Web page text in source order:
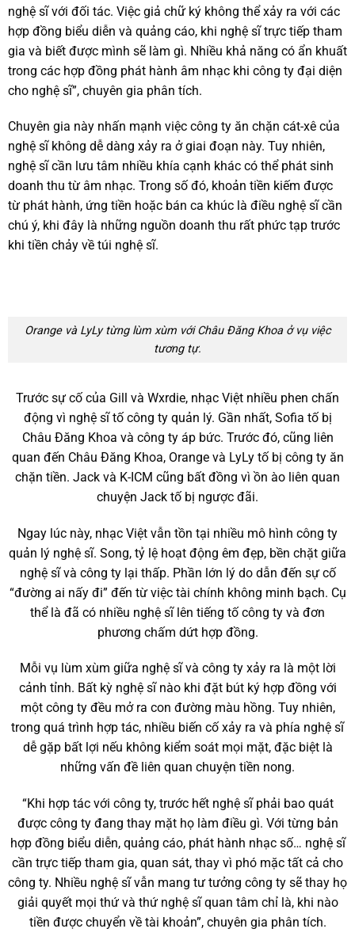
nghệ sĩ với đối tác. Việc giả chữ ký không thể xảy ra với các
hợp đồng biểu diễn và quảng cáo, khi nghệ sĩ trực tiếp tham
gia và biết được mình sẽ làm gì. Nhiều khả năng có ẩn khuất
trong các hợp đồng phát hành âm nhạc khi công ty đại diện
cho nghệ sĩ”, chuyên gia phân tích.
Chuyên gia này nhấn mạnh việc công ty ăn chặn cát-xê của
nghệ sĩ không dễ dàng xảy ra ở giai đoạn này. Tuy nhiên,
nghệ sĩ cần lưu tâm nhiều khía cạnh khác có thể phát sinh
doanh thu từ âm nhạc. Trong số đó, khoản tiền kiếm được
từ phát hành, ứng tiền hoặc bán ca khúc là điều nghệ sĩ cần
chú ý, khi đây là những nguồn doanh thu rất phức tạp trước
khi tiền chảy về túi nghệ sĩ.
Orange và LyLy từng lùm xùm với Châu Đăng Khoa ở vụ việc
tương tự.
Trước sự cố của Gill và Wxrdie, nhạc Việt nhiều phen chấn
động vì nghệ sĩ tố công ty quản lý. Gần nhất, Sofia tố bị
Châu Đăng Khoa và công ty áp bức. Trước đó, cũng liên
quan đến Châu Đăng Khoa, Orange và LyLy tố bị công ty ăn
chặn tiền. Jack và K-ICM cũng bất đồng vì ồn ào liên quan
chuyện Jack tố bị ngược đãi.
Ngay lúc này, nhạc Việt vẫn tồn tại nhiều mô hình công ty
quản lý nghệ sĩ. Song, tỷ lệ hoạt động êm đẹp, bền chặt giữa
nghệ sĩ và công ty lại thấp. Phần lớn lý do dẫn đến sự cố
“đường ai nấy đi” đến từ việc tài chính không minh bạch. Cụ
thể là đã có nhiều nghệ sĩ lên tiếng tố công ty và đơn
phương chấm dứt hợp đồng.
Mỗi vụ lùm xùm giữa nghệ sĩ và công ty xảy ra là một lời
cảnh tỉnh. Bất kỳ nghệ sĩ nào khi đặt bút ký hợp đồng với
một công ty đều mở ra con đường màu hồng. Tuy nhiên,
trong quá trình hợp tác, nhiều biến cố xảy ra và phía nghệ sĩ
dễ gặp bất lợi nếu không kiểm soát mọi mặt, đặc biệt là
những vấn đề liên quan chuyện tiền nong.
“Khi hợp tác với công ty, trước hết nghệ sĩ phải bao quát
được công ty đang thay mặt họ làm điều gì. Với từng bản
hợp đồng biểu diễn, quảng cáo, phát hành nhạc số… nghệ sĩ
cần trực tiếp tham gia, quan sát, thay vì phó mặc tất cả cho
công ty. Nhiều nghệ sĩ vẫn mang tư tưởng công ty sẽ thay họ
giải quyết mọi thứ và thứ nghệ sĩ quan tâm chỉ là, khi nào
tiền được chuyển về tài khoản”, chuyên gia phân tích.